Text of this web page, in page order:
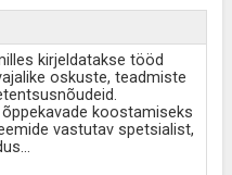
kirjeldatakse tööd
oskuste, teadmiste
koostamiseks
vastutav spetsialist,
...